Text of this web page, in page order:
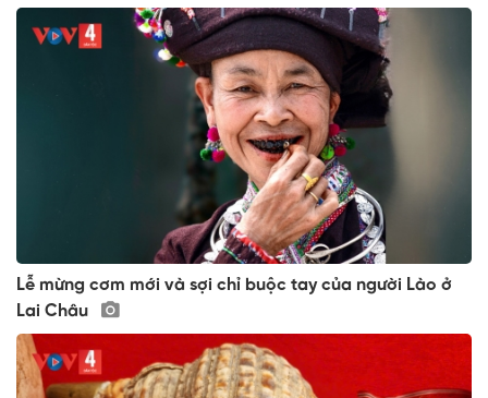
Lễ mừng cơm mới và sợi chỉ buộc tay của người Lào ở
Lai Châu